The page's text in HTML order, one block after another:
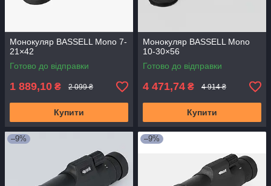
Монокуляр BASSELL Mono 7-
21×42
Готово до відправки
1 889,10 ₴ 2 099 ₴
Купити
Монокуляр BASSELL Mono
10-30×56
Готово до відправки
4 471,74 ₴ 4 914 ₴
Купити
–9% –9%